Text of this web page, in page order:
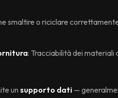
smaltire o riciclare
: Tracciabilità dei materiali
unsupporto dati —